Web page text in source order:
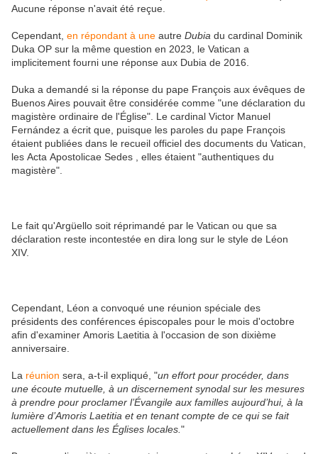
Aucune réponse n'avait été reçue.
Cependant, en répondant à une autre Dubia du cardinal Dominik
Duka OP sur la même question en 2023, le Vatican a
implicitement fourni une réponse aux Dubia de 2016.
Duka a demandé si la réponse du pape François aux évêques de
Buenos Aires pouvait être considérée comme "une déclaration du
magistère ordinaire de l'Église". Le cardinal Victor Manuel
Fernández a écrit que, puisque les paroles du pape François
étaient publiées dans le recueil officiel des documents du Vatican,
les Acta Apostolicae Sedes , elles étaient "authentiques du
magistère".
Le fait qu'Argüello soit réprimandé par le Vatican ou que sa
déclaration reste incontestée en dira long sur le style de Léon
XIV.
Cependant, Léon a convoqué une réunion spéciale des
présidents des conférences épiscopales pour le mois d'octobre
afin d'examiner Amoris Laetitia à l'occasion de son dixième
anniversaire.
La réunion sera, a-t-il expliqué, "un effort pour procéder, dans
une écoute mutuelle, à un discernement synodal sur les mesures
à prendre pour proclamer l’Évangile aux familles aujourd’hui, à la
lumière d’Amoris Laetitia et en tenant compte de ce qui se fait
actuellement dans les Églises locales. "